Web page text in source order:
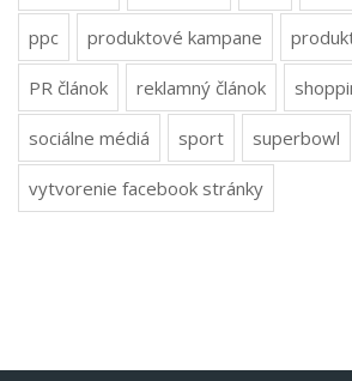
ppc produktové kampane
PR článok reklamný článok
sociálne médiá sport superbowl
vytvorenie facebook stránky